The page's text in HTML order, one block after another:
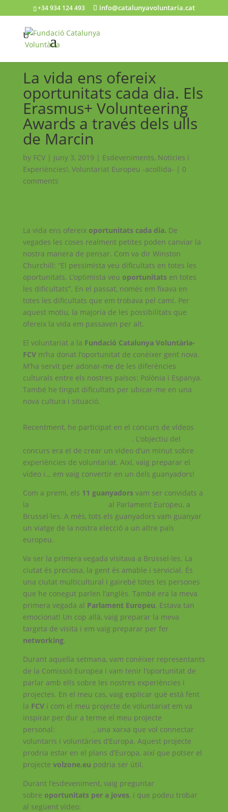
+34 934 124 493 info@catalunyavoluntaria.cat
La vida ens ofereix
oportunitats cada dia. Els
Erasmus+ Volunteering
Awards a través dels ulls
de Marcin
by FCV| juny 3, 2019 | Esdeveniments, Noticies i
Experiències!, Voluntariat Europeu -acollida- | 0
comments
La vida ens ofereix oportunitats cada dia. De
vegades les coses realment petites poden canviar la
nostra manera de pensar. Com va dir Winston
Churchill: “El pessimista veu dificultats en totes les
oportunitats. L’optimista veu oportunitatsen totes
les dificultats”. En el passat, només em fixava en
totes les dificultats que em trobava pel camí. Per
aquest motiu, la majoria de les possibilitats que
ofereix la vida em passaven per alt.
El voluntariat a la Fundació Catalunya Voluntària-
FCVm’ha donat l’oportunitat de conèixer gent nova.
M’ha servit per adonar-me de les diferències
culturals entre els nostres països: Polònia i Espanya.
També he tingut dificultats per ubicar-me en una
nova cultura i situació.
Recentment, he participat en el concurs de vídeos
. L’objectiu del
concurs era el de crear un vídeo d’un minut sobre
experiències de voluntariat. Així, vaig preparar el
vídeo i… em vaig convertir en un dels guanyadors!
Com a premi, els 11 guanyadorsvam ser convidats a
la
al Parlament Europeu, a
Brussel·les. A més, tots els guanyadors vam guanyar
un viatge de la nostra elecció a un altre país
europeu.
Va ser la primera vegada visitava a Brussel·les. La
ciutat és preciosa, la gent és amable i servicial. És
una ciutat multicultural i gairebé totes les persones
que he conegut parlen l’anglès. També era la meva
primera vegada al Parlament Europeu. Estava tan
emocionat! Un cop allà, vaig preparar la meva
targeta de visita i em vaig preparar per fer
networking.
Durant aquella setmana, vam conèixer representants
de la Comissió Europea i vam tenir l’oportunitat de
parlar amb ells sobre les nostres experiències i
projectes. En el meu cas, vaig explicar què està fent
la FCVi com el meu projecte de voluntariat em va
inspirar per dur a terme el meu projecte
personal:
, una xarxa que vol connectar
voluntaris i voluntàries d’Europa. Aquest projecte
prodria estar en el plans d’Europa, així que potser el
projecte volzone.eu podria ser útil.
Durant l’esdeveniment, vaig preguntar
sobre oportunitats per a joves, i que podeu trobar
al següent vídeo: